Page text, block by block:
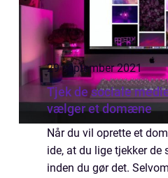
29 september 2021
Tjek de sociale
vælger et domæne
Når du vil oprette et
ide, at du lige tjekker de
inden du gør det.